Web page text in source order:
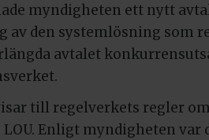
myndigheten ett nytt
av den systemlösning som
avtalet
till regelverkets regler
Enligt myndigheten var